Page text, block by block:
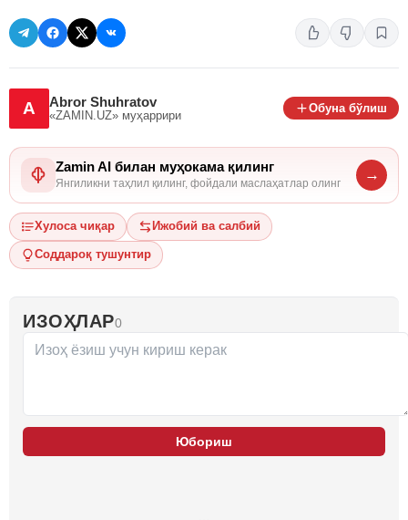
A Abror Shuhratov
«ZAMIN.UZ» муҳаррири
Обуна бўлиш
Zamin AI билан муҳокама қилинг
Янгиликни таҳлил қилинг, фойдали маслаҳатлар олинг
→
Хулоса чиқар Ижобий ва салбий
Соддароқ тушунтир
ИЗОҲЛАР0
Юбориш